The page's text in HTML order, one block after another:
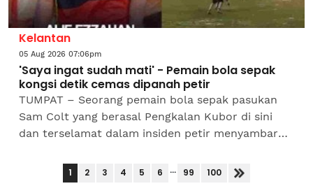
Kelantan
05 Aug 2026 07:06pm
'Saya ingat sudah mati' - Pemain bola sepak
kongsi detik cemas dipanah petir
TUMPAT – Seorang pemain bola sepak pasukan
Sam Colt yang berasal Pengkalan Kubor di sini
dan terselamat dalam insiden petir menyambar
Thailand pada Selasa...
1 2 3 4 5 6 ... 99 100